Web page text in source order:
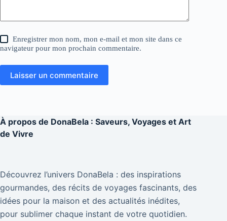
Enregistrer mon nom, mon e-mail et mon site dans ce
navigateur pour mon prochain commentaire.
Laisser un commentaire
À propos de DonaBela : Saveurs, Voyages et Art
de Vivre
Découvrez l’univers DonaBela : des inspirations
gourmandes, des récits de voyages fascinants, des
idées pour la maison et des actualités inédites,
pour sublimer chaque instant de votre quotidien.